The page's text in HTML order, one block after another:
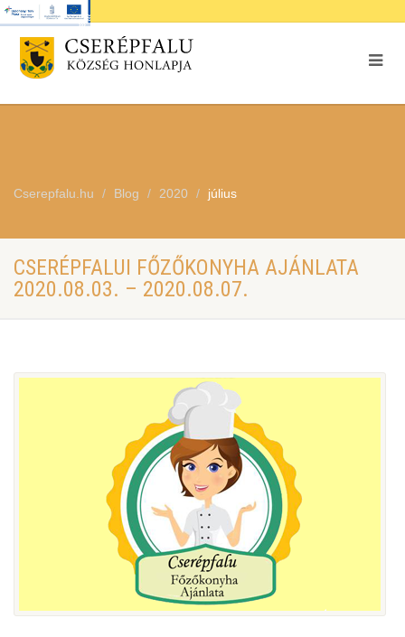
Cserepfalu.hu Blog 2020 július
CSERÉPFALUI FŐZŐKONYHA AJÁNLATA
2020.08.03. – 2020.08.07.